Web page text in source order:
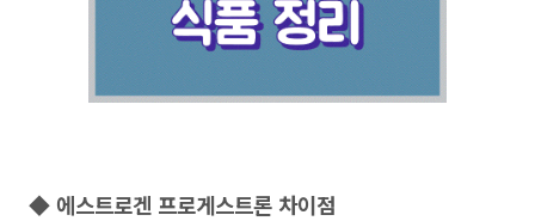
◆ 에스트로겐 프로게스트론 차이점